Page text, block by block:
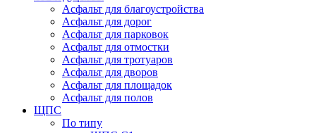
Асфальт для благоустройства
Асфальт для дорог
Асфальт для парковок
Асфальт для отмостки
Асфальт для тротуаров
Асфальт для дворов
Асфальт для площадок
Асфальт для полов
ЩПС
По типу